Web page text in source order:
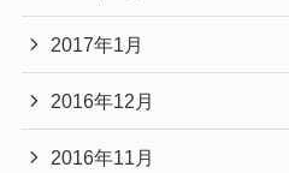
2017年1月
2016年12月
2016年11月